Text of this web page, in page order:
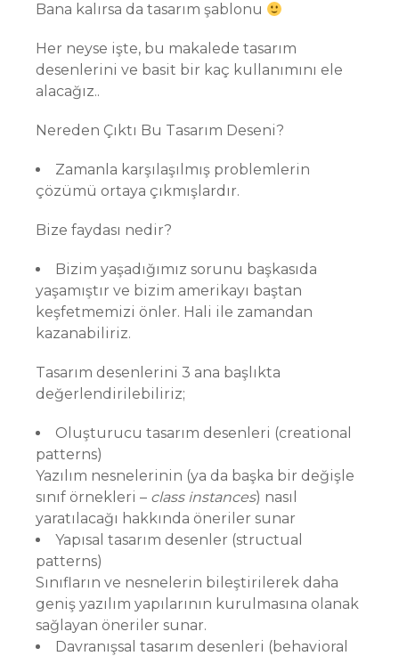
Bana kalırsa da tasarım şablonu
Her neyse işte, bu makalede tasarım
desenlerini ve basit bir kaç kullanımını ele
alacağız..
Nereden Çıktı Bu Tasarım Deseni?
Zamanla karşılaşılmış problemlerin
çözümü ortaya çıkmışlardır.
Bize faydası nedir?
Bizim yaşadığımız sorunu başkasıda
yaşamıştır ve bizim amerikayı baştan
keşfetmemizi önler. Hali ile zamandan
kazanabiliriz.
Tasarım desenlerini 3 ana başlıkta
değerlendirilebiliriz;
Oluşturucu tasarım desenleri (creational
patterns)
Yazılım nesnelerinin (ya da başka bir değişle
sınıf örnekleri – class instances) nasıl
yaratılacağı hakkında öneriler sunar
Yapısal tasarım desenler (structual
patterns)
Sınıfların ve nesnelerin bileştirilerek daha
geniş yazılım yapılarının kurulmasına olanak
sağlayan öneriler sunar.
Davranışsal tasarım desenleri (behavioral